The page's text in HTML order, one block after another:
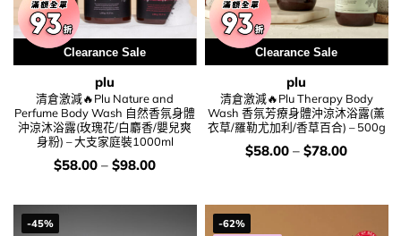
Clearance Sale
plu
清倉激減🔥Plu Nature and
Perfume Body Wash 自然香氛身體
沖涼沐浴露(玫瑰花/白麝香/嬰兒爽
身粉) – 大支家庭裝1000ml
價
錢：
$58.00 – $98.00
Clearance Sale
plu
清倉激減🔥Plu Therapy Body
Wash 香氛芳療身體沖涼沐浴露(薰
衣草/羅勒尤加利/香草百合) – 500g
價
錢：
$58.00 – $78.00
-45%
-62%